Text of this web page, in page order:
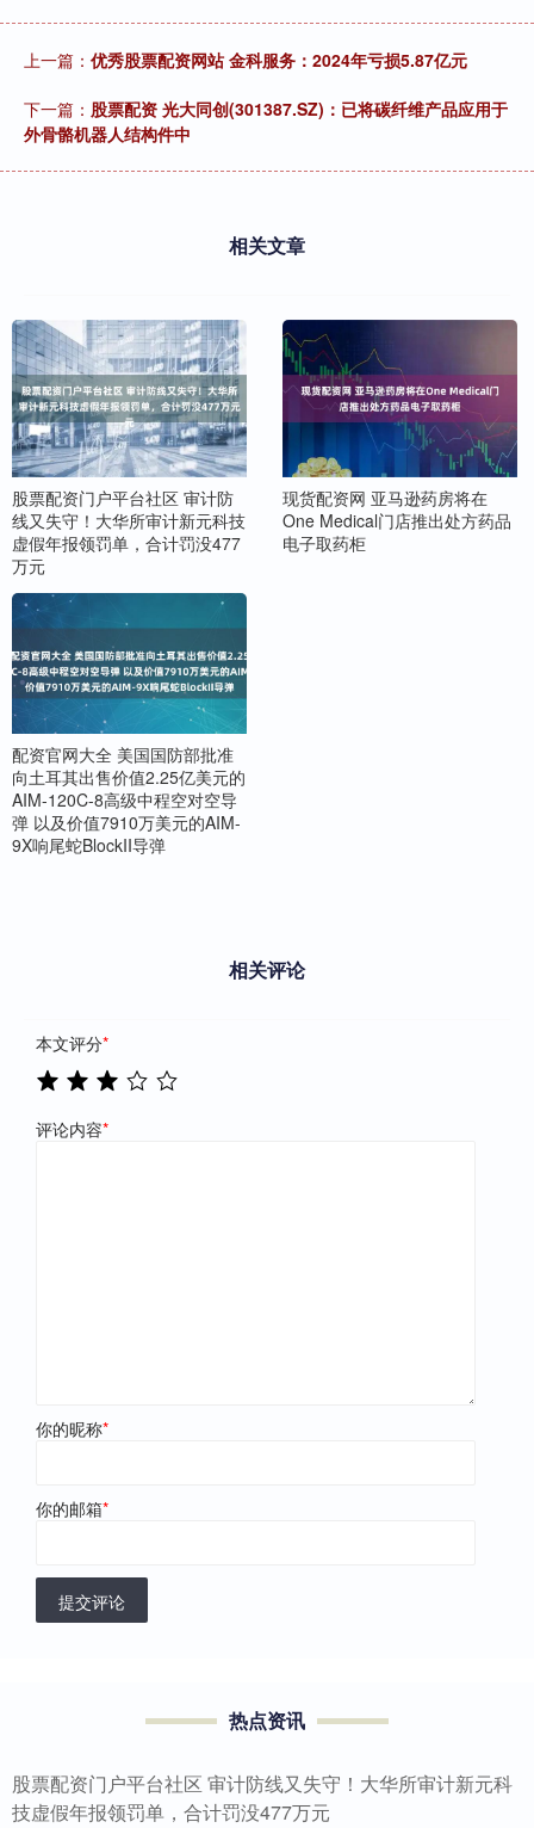
上一篇： 优秀股票配资网站 金科服务：2024年亏损5.87亿元
下一篇： 股票配资 光大同创(301387.SZ)：已将碳纤维产品应用于
外骨骼机器人结构件中
相关文章
股票配资门户平台社区 审计防
线又失守！大华所审计新元科技
虚假年报领罚单，合计罚没477
万元
现货配资网 亚马逊药房将在
One Medical门店推出处方药品
电子取药柜
配资官网大全 美国国防部批准
向土耳其出售价值2.25亿美元的
AIM-120C-8高级中程空对空导
弹 以及价值7910万美元的AIM-
9X响尾蛇BlockII导弹
相关评论
本文评分*
评论内容*
你的昵称*
你的邮箱*
提交评论
热点资讯
股票配资门户平台社区 审计防线又失守！大华所审计新元科
技虚假年报领罚单，合计罚没477万元